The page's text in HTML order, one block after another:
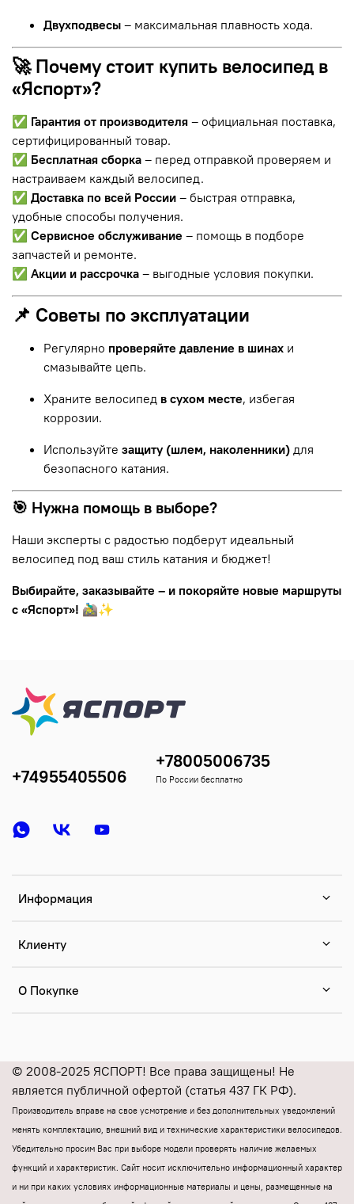
Двухподвесы – максимальная плавность хода.
🚀 Почему стоит купить велосипед в
«Яспорт»?
✅ Гарантия от производителя – официальная поставка,
сертифицированный товар.
✅ Бесплатная сборка – перед отправкой проверяем и
настраиваем каждый велосипед.
✅ Доставка по всей России – быстрая отправка,
удобные способы получения.
✅ Сервисное обслуживание – помощь в подборе
запчастей и ремонте.
✅ Акции и рассрочка – выгодные условия покупки.
📌 Советы по эксплуатации
Регулярно проверяйте давление в шинах и
смазывайте цепь.
Храните велосипед в сухом месте, избегая
коррозии.
Используйте защиту (шлем, наколенники) для
безопасного катания.
🎯 Нужна помощь в выборе?
Наши эксперты с радостью подберут идеальный
велосипед под ваш стиль катания и бюджет!
Выбирайте, заказывайте – и покоряйте новые маршруты
с «Яспорт»! 🚵‍♂️✨
Информация
Клиенту
О Покупке
+74955405506
+78005006735
По России бесплатно
© 2008-2025 ЯСПОРТ! Все права защищены! Не
является публичной офертой (статья 437 ГК РФ).
Производитель вправе на свое усмотрение и без дополнительных уведомлений
менять комплектацию, внешний вид и технические характеристики велосипедов.
Убедительно просим Вас при выборе модели проверять наличие желаемых
функций и характеристик. Cайт носит исключительно информационный характер
и ни при каких условиях информационные материалы и цены, размещенные на